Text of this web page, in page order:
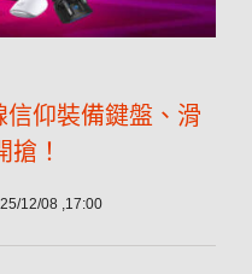
信仰裝備鍵盤、滑
！
12/08 ,17:00